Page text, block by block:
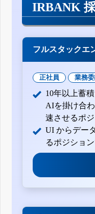
IRBANK
フルスタックエ
正社員 業務
10年以上蓄
AIを掛け合
速させるポジ
UI からデー
るポジション